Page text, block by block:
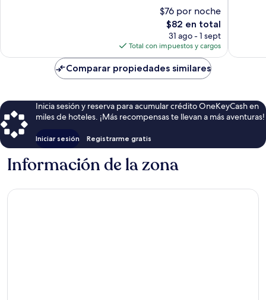
$76 por noche
El
precio
actual
es
de
$82
$82 en total
31 ago - 1 sept
Total con impuestos y cargos
Comparar propiedades similares
Inicia sesión y reserva para acumular crédito OneKeyCash en
miles de hoteles. ¡Más recompensas te llevan a más aventuras!
Iniciar sesión Registrarme gratis
Información de la zona